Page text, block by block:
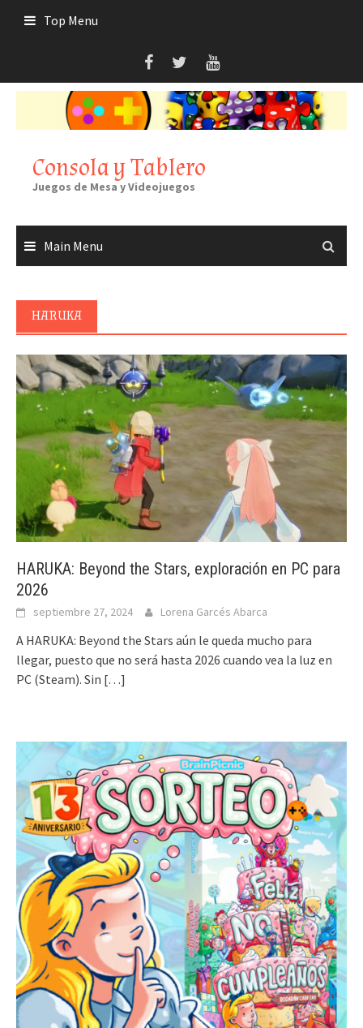
Top Menu
Consola y Tablero
Juegos de Mesa y Videojuegos
Main Menu
HARUKA
HARUKA: Beyond the Stars, exploración en PC para
2026
septiembre 27, 2024 Lorena Garcés Abarca
A HARUKA: Beyond the Stars aún le queda mucho para
llegar, puesto que no será hasta 2026 cuando vea la luz en
PC (Steam). Sin […]